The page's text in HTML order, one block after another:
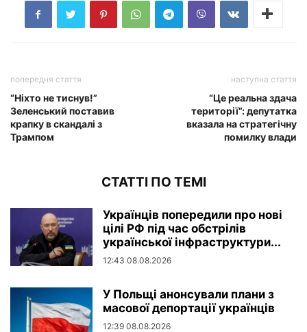
попередня стаття
“Ніхто не тиснув!”
Зеленський поставив
крапку в скандалі з
Трампом
наступна стаття
“Це реальна здача
території”: депутатка
вказала на стратегічну
помилку влади
СТАТТІ ПО ТЕМІ
Українців попередили про нові
цілі РФ під час обстрілів
української інфраструктури...
12:43 08.08.2026
У Польщі анонсували плани з
масової депортації українців
12:39 08.08.2026